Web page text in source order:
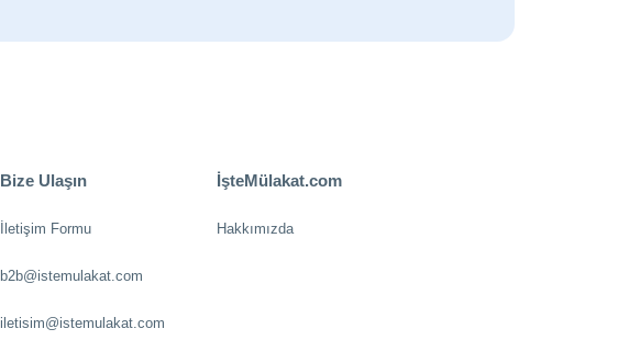
Bize Ulaşın
İletişim Formu
b2b@istemulakat.com
iletisim@istemulakat.com
İşteMülakat.com
Hakkımızda